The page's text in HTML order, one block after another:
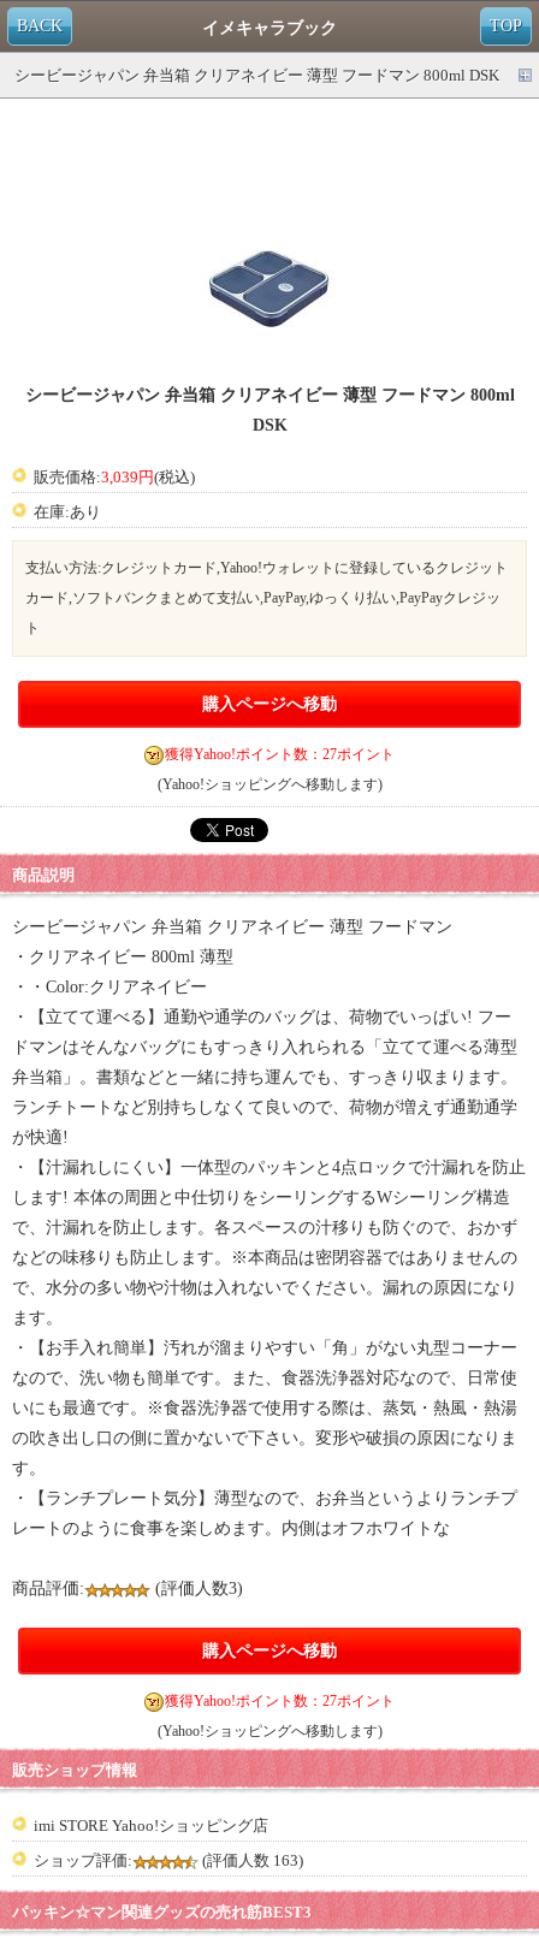
TOP
BACK イメキャラブック
シービージャパン 弁当箱 クリアネイビー 薄型 フードマン 800ml DSK
シービージャパン 弁当箱 クリアネイビー 薄型 フードマン 800ml
DSK
販売価格:3,039円(税込)
在庫:あり
支払い方法:クレジットカード,Yahoo!ウォレットに登録しているクレジット
カード,ソフトバンクまとめて支払い,PayPay,ゆっくり払い,PayPayクレジッ
ト
購入ページへ移動
獲得Yahoo!ポイント数：27ポイント
(Yahoo!ショッピングへ移動します)
商品説明
シービージャパン 弁当箱 クリアネイビー 薄型 フードマン
・クリアネイビー 800ml 薄型
・・Color:クリアネイビー
・【立てて運べる】通勤や通学のバッグは、荷物でいっぱい! フー
ドマンはそんなバッグにもすっきり入れられる「立てて運べる薄型
弁当箱」。書類などと一緒に持ち運んでも、すっきり収まります。
ランチトートなど別持ちしなくて良いので、荷物が増えず通勤通学
が快適!
・【汁漏れしにくい】一体型のパッキンと4点ロックで汁漏れを防止
します! 本体の周囲と中仕切りをシーリングするWシーリング構造
で、汁漏れを防止します。各スペースの汁移りも防ぐので、おかず
などの味移りも防止します。※本商品は密閉容器ではありませんの
で、水分の多い物や汁物は入れないでください。漏れの原因になり
ます。
・【お手入れ簡単】汚れが溜まりやすい「角」がない丸型コーナー
なので、洗い物も簡単です。また、食器洗浄器対応なので、日常使
いにも最適です。※食器洗浄器で使用する際は、蒸気・熱風・熱湯
の吹き出し口の側に置かないで下さい。変形や破損の原因になりま
す。
・【ランチプレート気分】薄型なので、お弁当というよりランチプ
レートのように食事を楽しめます。内側はオフホワイトな
商品評価: (評価人数3)
購入ページへ移動
獲得Yahoo!ポイント数：27ポイント
(Yahoo!ショッピングへ移動します)
販売ショップ情報
imi STORE Yahoo!ショッピング店
ショップ評価:
(評価人数 163)
パッキン☆マン関連グッズの売れ筋BEST3